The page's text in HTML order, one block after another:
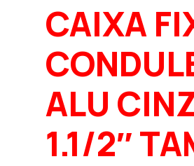
CAIXA
ALU
1.1/2″